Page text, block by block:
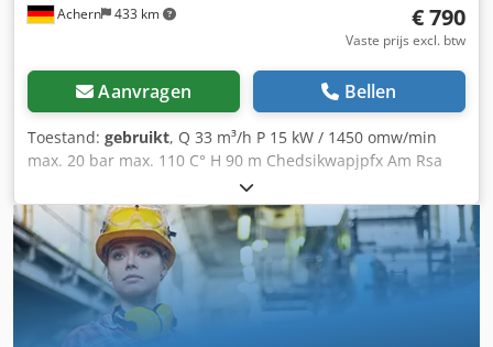
Achern 433 km € 790
Vaste prijs excl. btw
Aanvragen Bellen
Toestand: gebruikt, Q 33 m³/h P 15 kW / 1450 omw/min
max. 20 bar max. 110 C° H 90 m Chedsikwapjpfx Am Rsa
Nr. 4932869340 Gewicht 232 kg